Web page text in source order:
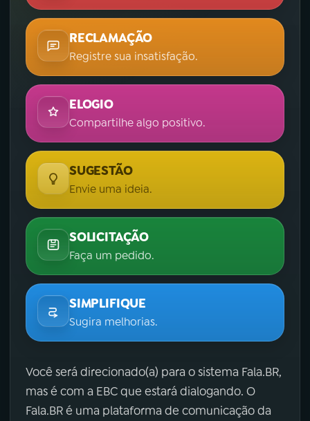
RECLAMAÇÃO
Registre sua insatisfação.
ELOGIO
Compartilhe algo positivo.
SUGESTÃO
Envie uma ideia.
SOLICITAÇÃO
Faça um pedido.
SIMPLIFIQUE
Sugira melhorias.
Você será direcionado(a) para o sistema Fala.BR,
mas é com a EBC que estará dialogando. O
Fala.BR é uma plataforma de comunicação da